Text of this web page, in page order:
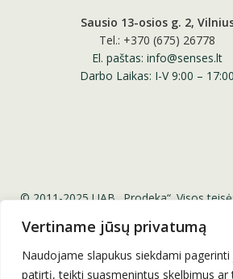
Vertiname jūsų privatumą
Naudojame slapukus siekdami
patirtį, teikti suasmenintus skelbimus ar
Sausio 13-osios g. 2,
Tel.: +370 (675) 26778
El. paštas: info@senses.lt
Darbo Laikas: I-V 9:00 – 17:00
© 2011-2025 UAB „Prodeka“. Visos
Professional Nail Systems ™
Be UAB „Prodeka“ sutikimo draudžiama
svetainėje esančią informaciją.